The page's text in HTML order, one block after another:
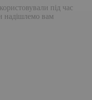
під час
надішлемо вам